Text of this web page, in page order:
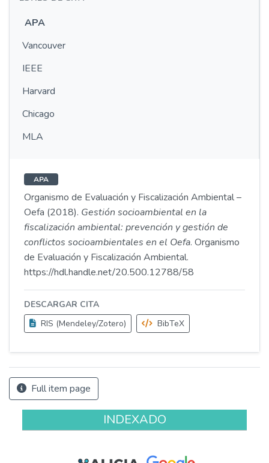
APA
Vancouver
IEEE
Harvard
Chicago
MLA
APA
Organismo de Evaluación y Fiscalización Ambiental –
Oefa (2018). Gestión socioambiental en la
fiscalización ambiental: prevención y gestión de
conflictos socioambientales en el Oefa. Organismo
de Evaluación y Fiscalización Ambiental.
https://hdl.handle.net/20.500.12788/58
DESCARGAR CITA
RIS (Mendeley/Zotero)
BibTeX
Full item page
INDEXADO